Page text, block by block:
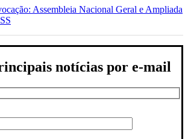
Assembleia Nacional Geral e Ampliada
notícias por e-mail